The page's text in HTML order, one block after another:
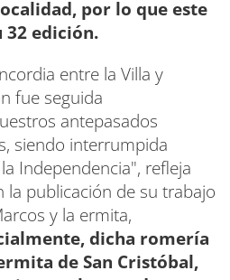
por lo que este
32 edición.
entre la Villa y
fue seguida
antepasados
siendo interrumpida
Independencia", refleja
la publicación de su trabajo
y la ermita,
dicha romería
de San Cristóbal,